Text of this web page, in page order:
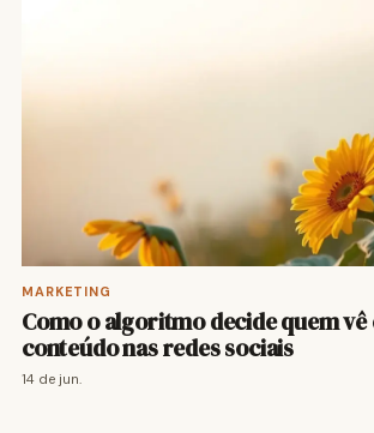
MARKETING
Como o algoritmo decide quem vê
conteúdo nas redes sociais
14 de jun.